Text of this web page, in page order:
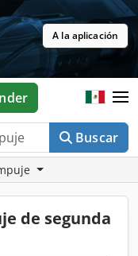
A la aplicación
Buscar
de segunda